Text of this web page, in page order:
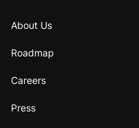
About Us
Roadmap
Careers
Press